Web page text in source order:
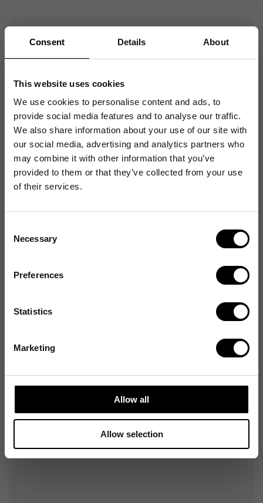
Consent Details About
This website uses cookies
We use cookies to personalise content and ads, to
provide social media features and to analyse our traffic.
We also share information about your use of our site with
our social media, advertising and analytics partners who
may combine it with other information that you’ve
provided to them or that they’ve collected from your use
of their services.
Selection
Necessary
Preferences
Statistics
Marketing
Allow all
Allow selection
Artikelnummer
2302030
Originalnummer: 10206
Produktspecifikationer
Pappersformat A4
Linjeringstyp Linjärt
98